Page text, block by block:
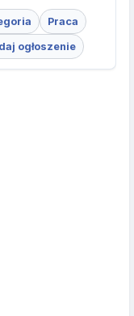
Praca
ogłoszenie